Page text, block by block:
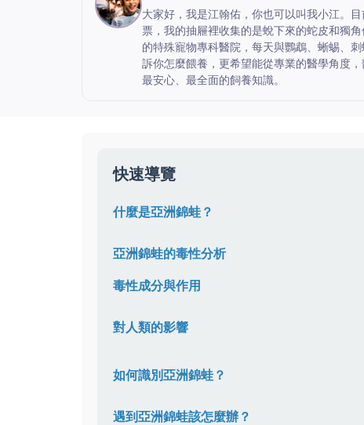
大家好，我是江翰佑，你也可以叫我小江。
票，我的抽屜裡收集的是蛻下來的蛇皮和獨
的特殊寵物專科醫院，每天與鸚鵡、蜥蜴、
訴你怎麼餵養，更希望能從專業的醫學角度
最安心、最全面的飼養知識。
快速導覽
什麼是亞洲錦蛙？
亞洲錦蛙的毒性分析
毒性成分與作用
對人類的影響
如何識別亞洲錦蛙？
遇到亞洲錦蛙該怎麼辦？